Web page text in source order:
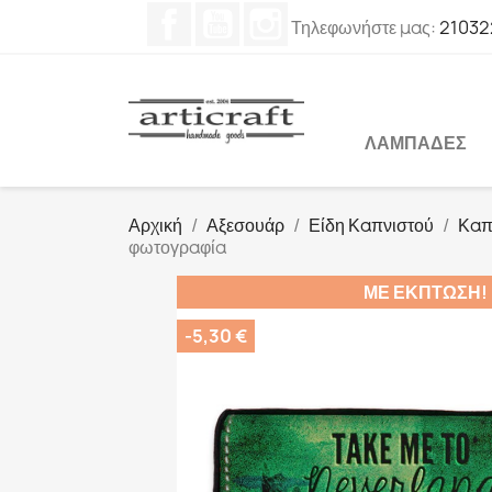
Τηλεφωνήστε μας:
ΛΑΜΠΆΔΕΣ
Αρχική Αξεσουάρ Είδη Καπνιστού
φωτογραφία
ΜΕ ΈΚΠΤΩΣΗ!
-5,30 €